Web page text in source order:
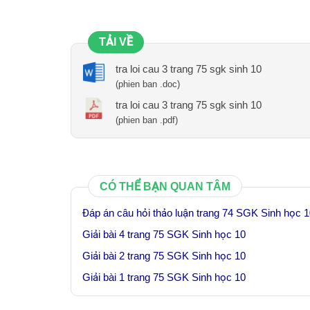
TẢI VỀ
tra loi cau 3 trang 75 sgk sinh 10
(phien ban .doc)
tra loi cau 3 trang 75 sgk sinh 10
(phien ban .pdf)
CÓ THỂ BẠN QUAN TÂM
Đáp án câu hỏi thảo luận trang 74 SGK Sinh học
Giải bài 4 trang 75 SGK Sinh học 10
Giải bài 2 trang 75 SGK Sinh học 10
Giải bài 1 trang 75 SGK Sinh học 10